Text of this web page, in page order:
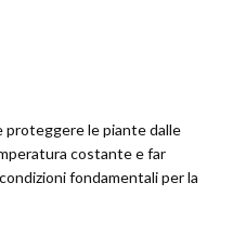
proteggere le piante dalle
costante e far
fondamentali per la